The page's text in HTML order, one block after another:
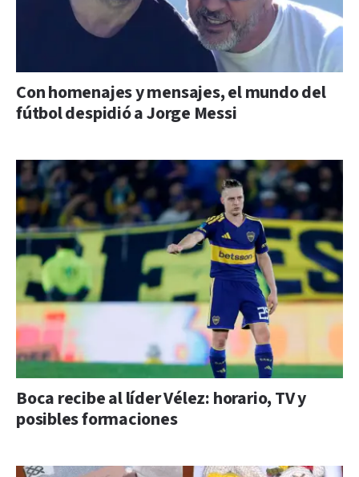
Con homenajes y mensajes, el mundo del
fútbol despidió a Jorge Messi
Boca recibe al líder Vélez: horario, TV y
posibles formaciones